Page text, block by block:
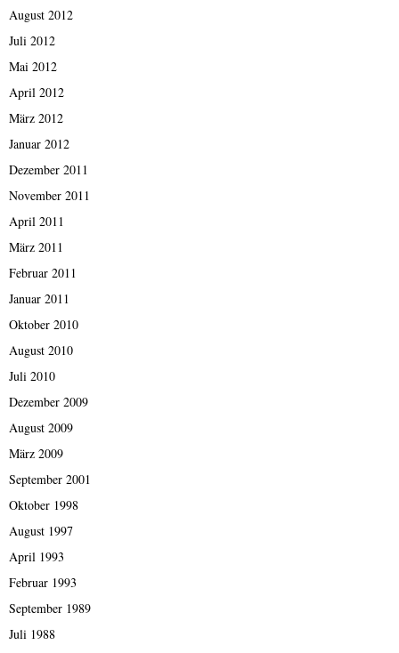
August 2012
Juli 2012
Mai 2012
April 2012
März 2012
Januar 2012
Dezember 2011
November 2011
April 2011
März 2011
Februar 2011
Januar 2011
Oktober 2010
August 2010
Juli 2010
Dezember 2009
August 2009
März 2009
September 2001
Oktober 1998
August 1997
April 1993
Februar 1993
September 1989
Juli 1988